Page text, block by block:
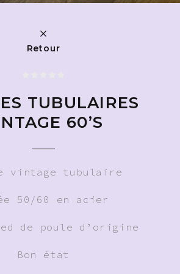
Retour
TUBULAIRES
60’S
vintage tubulaire
50/60 en acier
de poule d’origine
Bon état